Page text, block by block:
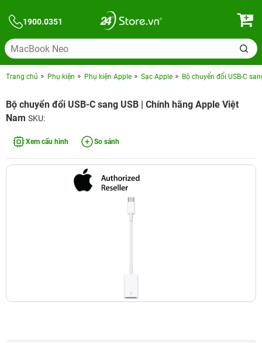
1900.0351
Trang chủ Phụ kiện Phụ kiện Apple Sạc Apple Bộ chuyển đổi USB-C
Bộ chuyển đổi USB-C sang USB | Chính hãng Apple Việt
Nam SKU:
Xem cấu hình So sánh